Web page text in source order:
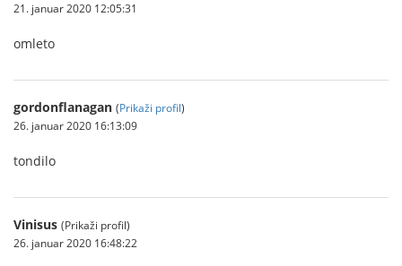
21. januar 2020 12:05:31
omleto
gordonflanagan (Prikaži profil)
26. januar 2020 16:13:09
tondilo
Vinisus (Prikaži profil)
26. januar 2020 16:48:22